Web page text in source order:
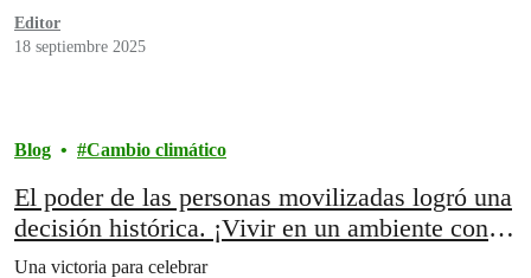
Editor
18 septiembre 2025
Blog Cambio climático
El poder de las personas movilizadas logró una
decisión histórica. ¡Vivir en un ambiente con
un clima sano es un derecho humano!
Una victoria para celebrar